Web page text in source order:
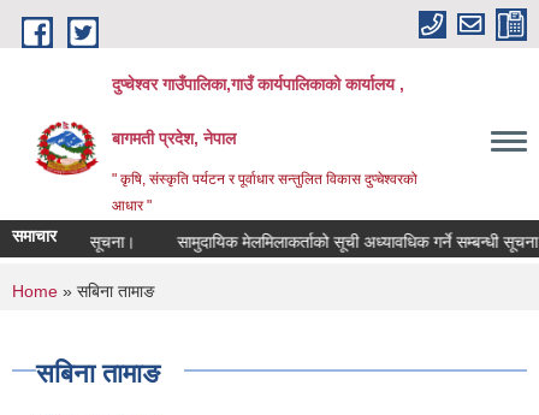
Skip to main content
दुप्चेश्वर गाउँपालिका,गाउँ कार्यपालिकाको कार्यालय ,
बागमती प्रदेश, नेपाल
" कृषि, संस्कृति पर्यटन र पूर्वाधार सन्तुलित विकास दुप्चेश्वरको
आधार "
समाचार
सम्बन्धी सूचना। सामुदायिक मेलमिलाकर्ताको सूची अध्यावधिक गर्ने सम्बन्धी सूचना
You are here
Home » सबिना तामाङ
सबिना तामाङ